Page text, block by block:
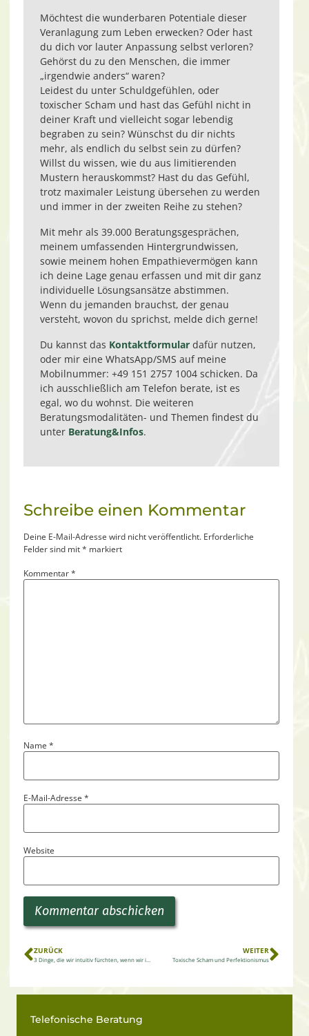
Möchtest die wunderbaren Potentiale dieser
Veranlagung zum Leben erwecken? Oder hast
du dich vor lauter Anpassung selbst verloren?
Gehörst du zu den Menschen, die immer
„irgendwie anders“ waren?
Leidest du unter Schuldgefühlen, oder
toxischer Scham und hast das Gefühl nicht in
deiner Kraft und vielleicht sogar lebendig
begraben zu sein? Wünschst du dir nichts
mehr, als endlich du selbst sein zu dürfen?
Willst du wissen, wie du aus limitierenden
Mustern herauskommst? Hast du das Gefühl,
trotz maximaler Leistung übersehen zu werden
und immer in der zweiten Reihe zu stehen?
Mit mehr als 39.000 Beratungsgesprächen,
meinem umfassenden Hintergrundwissen,
sowie meinem hohen Empathievermögen kann
ich deine Lage genau erfassen und mit dir ganz
individuelle Lösungsansätze abstimmen.
Wenn du jemanden brauchst, der genau
versteht, wovon du sprichst, melde dich gerne!
Du kannst das Kontaktformular dafür nutzen,
oder mir eine WhatsApp/SMS auf meine
Mobilnummer: +49 151 2757 1004 schicken. Da
ich ausschließlich am Telefon berate, ist es
egal, wo du wohnst. Die weiteren
Beratungsmodalitäten- und Themen findest du
unter Beratung&Infos.
Schreibe einen Kommentar
Deine E-Mail-Adresse wird nicht veröffentlicht. Erforderliche
Felder sind mit* markiert
Kommentar*
Name*
E-Mail-Adresse*
Website
Alternative:
ZURÜCK WEITER
Toxische Scham und Perfektionismus
Telefonische Beratung